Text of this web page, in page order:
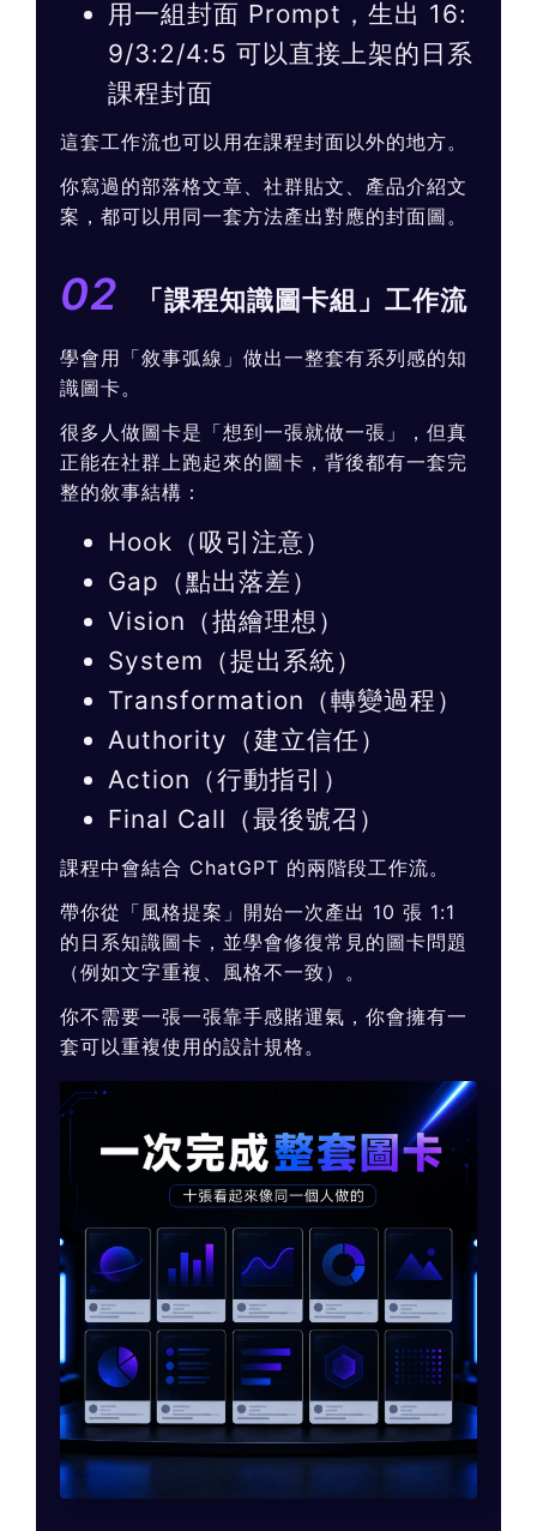
用一組封面 Prompt，生出 16:
9/3:2/4:5 可以直接上架的日系
課程封面
這套工作流也可以用在課程封面以外的地方。
你寫過的部落格文章、社群貼文、產品介紹文
案，都可以用同一套方法產出對應的封面圖。
02 「課程知識圖卡組」工作流
學會用「敘事弧線」做出一整套有系列感的知
識圖卡。
很多人做圖卡是「想到一張就做一張」，但真
正能在社群上跑起來的圖卡，背後都有一套完
整的敘事結構：
Hook（吸引注意）
Gap（點出落差）
Vision（描繪理想）
System（提出系統）
Transformation（轉變過程）
Authority（建立信任）
Action（行動指引）
Final Call（最後號召）
課程中會結合 ChatGPT 的兩階段工作流。
帶你從「風格提案」開始一次產出 10 張 1:1
的日系知識圖卡，並學會修復常見的圖卡問題
（例如文字重複、風格不一致）。
你不需要一張一張靠手感賭運氣，你會擁有一
套可以重複使用的設計規格。